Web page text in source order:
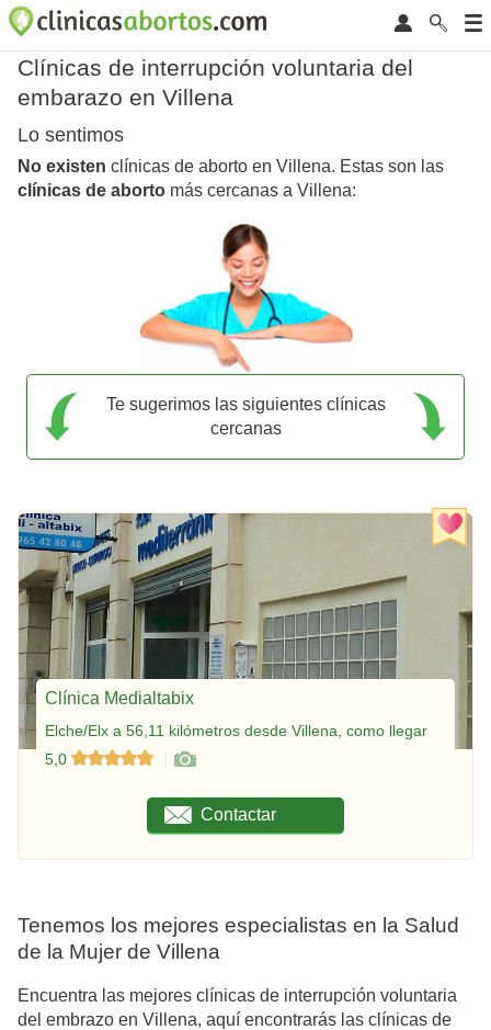
Clínicas de interrupción voluntaria del
embarazo en Villena
Lo sentimos
No existen clínicas de aborto en Villena. Estas son las
clínicas de aborto más cercanas a Villena:
Te sugerimos las siguientes clínicas
cercanas
Clínica Medialtabix
Elche/Elx a 56,11 kilómetros desde Villena, como llegar
5,0
Contactar
Tenemos los mejores especialistas en la Salud
de la Mujer de Villena
Encuentra las mejores clínicas de interrupción voluntaria
del embrazo en Villena, aquí encontrarás las clínicas de